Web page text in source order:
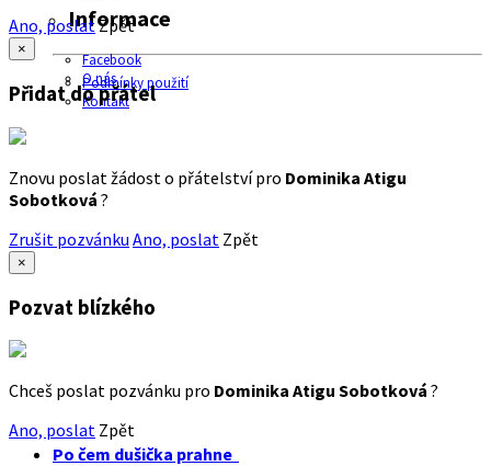
Informace
Facebook
O nás
Podmínky použití
Kontakt
Ano, poslatZpět
×
Přidat do přátel
Znovu poslat žádost o přátelství pro Dominika Atigu
Sobotková ?
Zrušit pozvánku Ano, poslat Zpět
×
Pozvat blízkého
Chceš poslat pozvánku pro Dominika Atigu Sobotková ?
Ano, poslat Zpět
Po čem dušička prahne